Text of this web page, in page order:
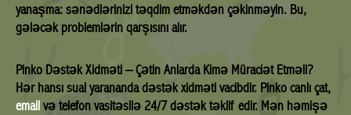
yanaşma: sənədlərinizi təqdim etməkdən çəkinməyin. Bu,
gələcək problemlərin qarşısını alır.
Pinko Dəstək Xidməti – Çətin Anlarda Kimə Müraciət Etməli?
Hər hansı sual yarananda dəstək xidməti vacibdir. Pinko canlı çat,
email və telefon vasitəsilə 24/7 dəstək təklif edir. Mən həmişə